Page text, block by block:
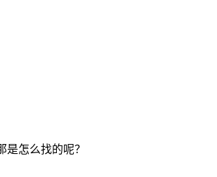
怎么找的呢？